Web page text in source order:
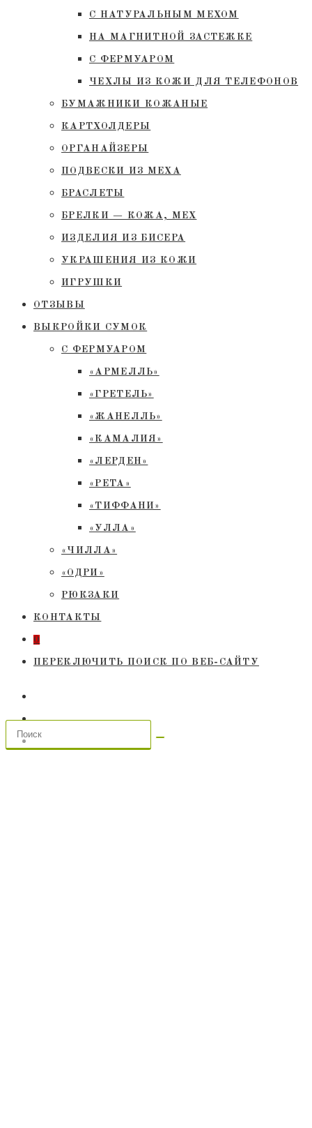
С НАТУРАЛЬНЫМ МЕХОМ
НА МАГНИТНОЙ ЗАСТЕЖКЕ
С ФЕРМУАРОМ
ЧЕХЛЫ ИЗ КОЖИ ДЛЯ ТЕЛЕФОНОВ
БУМАЖНИКИ КОЖАНЫЕ
КАРТХОЛДЕРЫ
ОРГАНАЙЗЕРЫ
ПОДВЕСКИ ИЗ МЕХА
БРАСЛЕТЫ
БРЕЛКИ — КОЖА, МЕХ
ИЗДЕЛИЯ ИЗ БИСЕРА
УКРАШЕНИЯ ИЗ КОЖИ
ИГРУШКИ
ОТЗЫВЫ
ВЫКРОЙКИ СУМОК
С ФЕРМУАРОМ
«АРМЕЛЛЬ»
«ГРЕТЕЛЬ»
«ЖАНЕЛЛЬ»
«КАМАЛИЯ»
«ЛЕРДЕН»
«РЕТА»
«ТИФФАНИ»
«УЛЛА»
«ЧИЛЛА»
«ОДРИ»
РЮКЗАКИ
КОНТАКТЫ
0
ПЕРЕКЛЮЧИТЬ ПОИСК ПО ВЕБ-САЙТУ